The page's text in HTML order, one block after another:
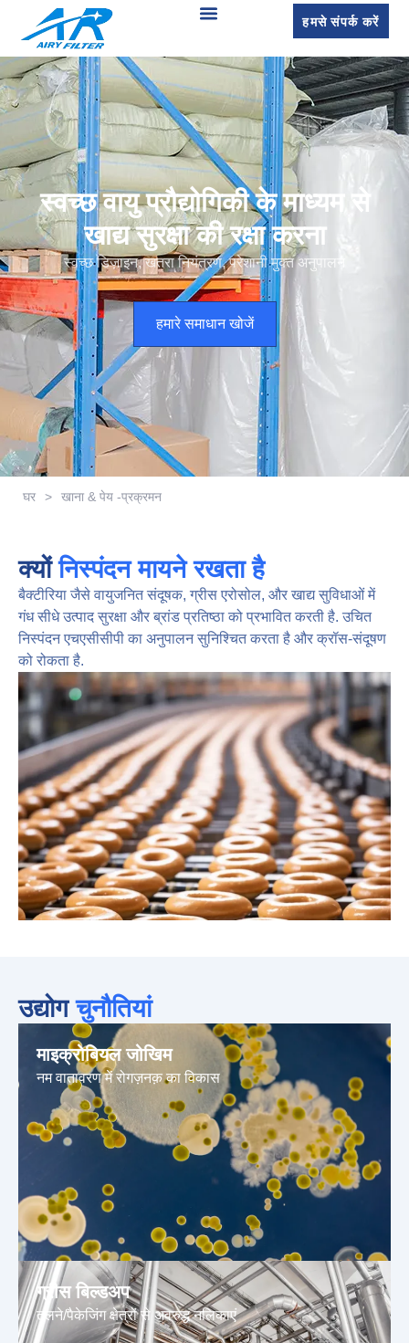
हमसे संपर्क करें
स्वच्छ वायु प्रौद्योगिकी के माध्यम से
खाद्य सुरक्षा की रक्षा करना
स्वच्छ डिज़ाइन, खतरा नियंत्रण, परेशानी मुक्त अनुपालन
हमारे समाधान खोजें
घर > खाना & पेय -प्रक्रमन
क्योंनिस्पंदन मायने रखता है
बैक्टीरिया जैसे वायुजनित संदूषक, ग्रीस एरोसोल, और खाद्य सुविधाओं में
गंध सीधे उत्पाद सुरक्षा और ब्रांड प्रतिष्ठा को प्रभावित करती है. उचित
निस्पंदन एचएसीसीपी का अनुपालन सुनिश्चित करता है और क्रॉस-संदूषण
को रोकता है.
उद्योगचुनौतियां
माइक्रोबियल जोखिम
नम वातावरण में रोगज़नक़ का विकास
ग्रीस बिल्डअप
तलने/पैकेजिंग क्षेत्रों से अवरुद्ध नलिकाएं